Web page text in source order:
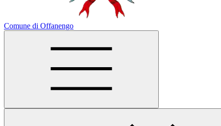
Comune di Offanengo